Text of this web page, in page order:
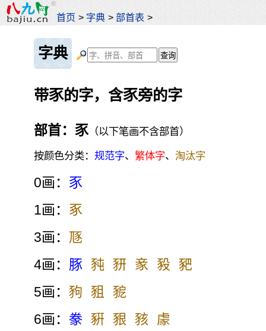
首页 > 字典 >部首表 >
字典
带豕的字，含豕旁的字
部首：豕（以下笔画不含部首）
按颜色分类：规范字、繁体字、淘汰字
0画： 豕
1画： 豖
3画： 豗
4画： 豚 豘 豜 豙 豛 豝
5画：豞 豠
豟
6画：豢 豣 豤 豥
豦